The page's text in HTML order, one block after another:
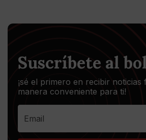
Suscríbete al
¡sé el primero en recibir noticias
manera conveniente para ti!